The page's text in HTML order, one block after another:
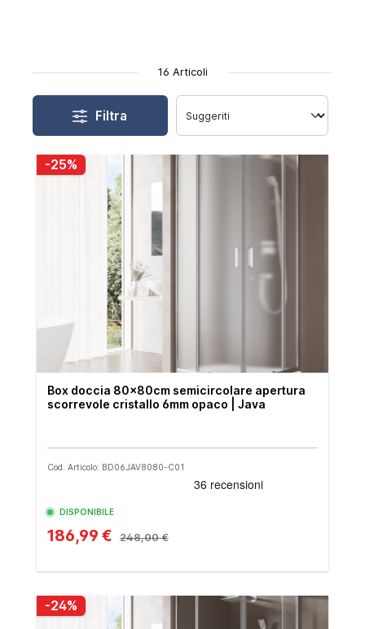
16 Articoli
Filtra
-25%
Box doccia 80x80cm semicircolare apertura
scorrevole cristallo 6mm opaco | Java
Cod. Articolo: BD06JAV8080-C01
DISPONIBILE
186,99 € 248,00 €
-24%